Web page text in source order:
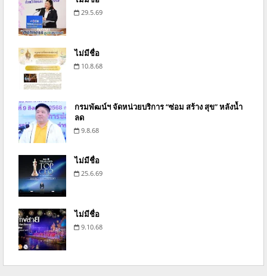
29.5.69
ไม่มีชื่อ
10.8.68
กรมพัฒน์ฯ จัดหน่วยบริการ “ซ่อม สร้าง สุข” หลังน้ำ
ลด
9.8.68
ไม่มีชื่อ
25.6.69
ไม่มีชื่อ
9.10.68